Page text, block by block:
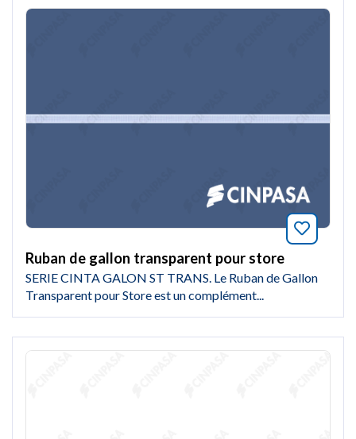
Ruban de gallon transparent pour store
SERIE CINTA GALON ST TRANS. Le Ruban de Gallon
Transparent pour Store est un complément...